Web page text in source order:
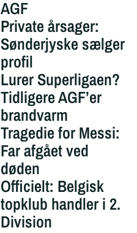
AGF
Private årsager:
Sønderjyske sælger
profil
Lurer Superligaen?
Tidligere AGF’er
brandvarm
Tragedie for Messi:
Far afgået ved
døden
Officielt: Belgisk
topklub handler i 2.
Division